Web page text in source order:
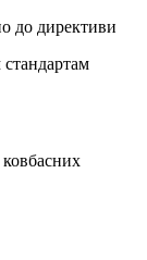
до директиви